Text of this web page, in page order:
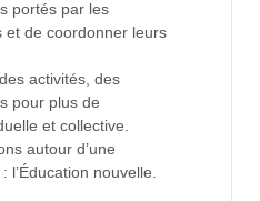
portés par les
et de coordonner leurs
activités, des
pour plus de
et collective.
autour d’une
l’Éducation nouvelle.